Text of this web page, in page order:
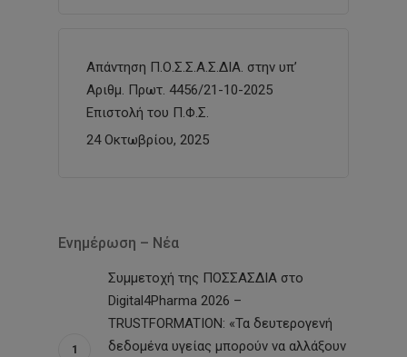
Απάντηση Π.Ο.Σ.Σ.Α.Σ.ΔΙΑ. στην υπ’
Αριθμ. Πρωτ. 4456/21-10-2025
Επιστολή του Π.Φ.Σ.
24 Οκτωβρίου, 2025
Ενημέρωση – Νέα
Συμμετοχή της ΠΟΣΣΑΣΔΙΑ στο
Digital4Pharma 2026 –
TRUSTFORMATION: «Τα δευτερογενή
δεδομένα υγείας μπορούν να αλλάξουν